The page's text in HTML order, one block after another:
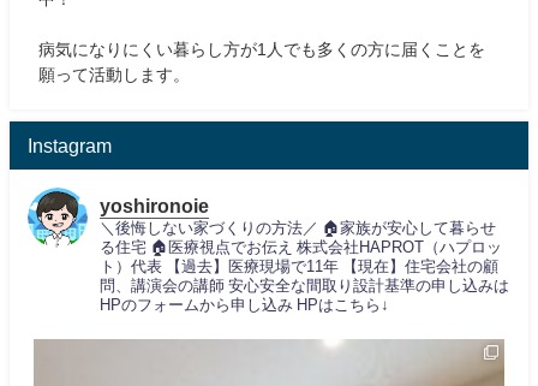
病気になりにくい暮らし方が1人でも多くの方に届くことを
願って活動します。
Instagram
yoshironoie
＼後悔しない家づくりの方法／ 🏠家族が安心して暮らせ
る住宅 🏠医療視点でお伝え 株式会社HAPROT（ハプロッ
ト）代表 【過去】医療現場で11年 【現在】住宅会社の顧
問、講演会の講師 安心安全な間取り設計基準の申し込みは
HPのフォームから申し込み HPはこちら↓